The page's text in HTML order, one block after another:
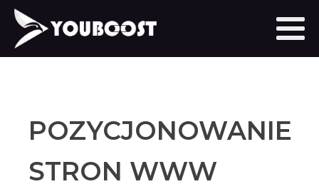
POZYCJONOWANIE
STRON WWW